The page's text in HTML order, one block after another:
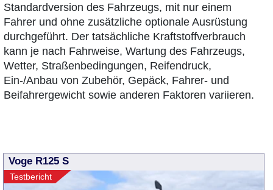
Standardversion des Fahrzeugs, mit nur einem
Fahrer und ohne zusätzliche optionale Ausrüstung
durchgeführt. Der tatsächliche Kraftstoffverbrauch
kann je nach Fahrweise, Wartung des Fahrzeugs,
Wetter, Straßenbedingungen, Reifendruck,
Ein-/Anbau von Zubehör, Gepäck, Fahrer- und
Beifahrergewicht sowie anderen Faktoren variieren.
Voge R125 S
Testbericht